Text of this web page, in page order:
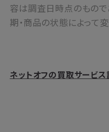
容は調査日時点のもので
期・商品の状態によって変
ネットオフの買取サービス